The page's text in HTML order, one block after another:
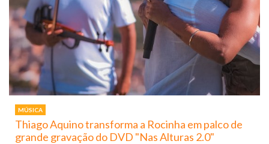
MÚSICA
Thiago Aquino transforma a Rocinha em palco de
grande gravação do DVD "Nas Alturas 2.0"